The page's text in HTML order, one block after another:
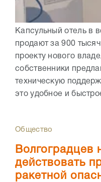
Капсульный отель в
продают за 900
проекту нового
собственники
техническую
это удобное и
Общество
Волгоградцев
действовать
ракетной